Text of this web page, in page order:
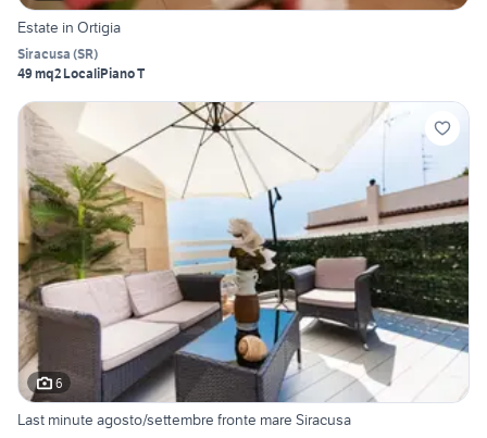
Estate in Ortigia
Siracusa (SR)
49 mq2 LocaliPiano T
6
Last minute agosto/settembre fronte mare Siracusa